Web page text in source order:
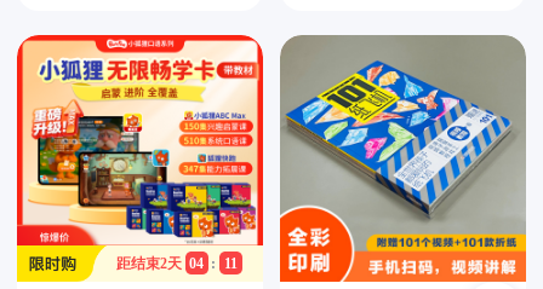
卡】：上新700+RAZ绘
本+AI复习功能，解锁
2000+原版绘本，畅享
850节伴读动画盛宴，闭
环自拼404节高效学习，
让孩子的英语学习之旅
更加精彩！
ABCreading/ABC
reading/ABC Reading
距结束2天 04 : 11
舟，畅游华夏文明之河